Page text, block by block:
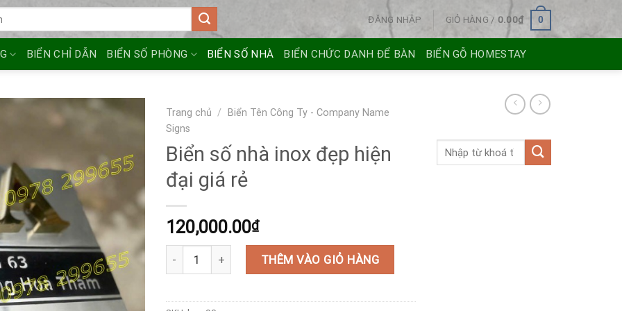
ĐĂNG NHẬP GIỎ HÀNG / 0.00₫ 0
BIỂN CHỈ DẪN BIỂN SỐ PHÒNG BIỂN SỐ NHÀ BIỂN CHỨC DANH ĐỂ BÀN BIỂN GỖ HOMESTAY
Trang chủ /
Biển Tên Công Ty - Company Name
Signs
Biển số nhà inox đẹp hiện
đại giá rẻ
120,000.00₫
Biển số nhà inox đẹp hiện đại giá rẻ số lượng
THÊM VÀO GIỎ HÀNG